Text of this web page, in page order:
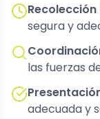
segura y
las fuerzas
adecuada y